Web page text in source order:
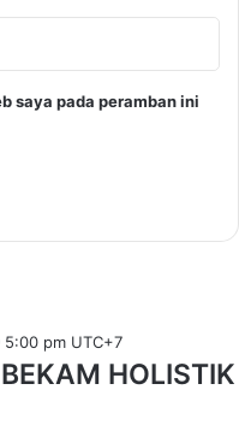
saya pada peramban ini
5:00 pm UTC+7
HOLISTIK